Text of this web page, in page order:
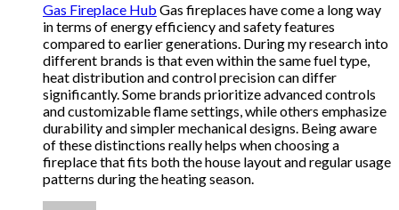
Gas Fireplace Hub Gas fireplaces have come a long way
in terms of energy efficiency and safety features
compared to earlier generations. During my research into
different brands is that even within the same fuel type,
heat distribution and control precision can differ
significantly. Some brands prioritize advanced controls
and customizable flame settings, while others emphasize
durability and simpler mechanical designs. Being aware
of these distinctions really helps when choosing a
fireplace that fits both the house layout and regular usage
patterns during the heating season.